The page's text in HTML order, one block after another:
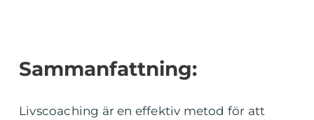
Sammanfattning:
Livscoaching är en effektiv metod för att